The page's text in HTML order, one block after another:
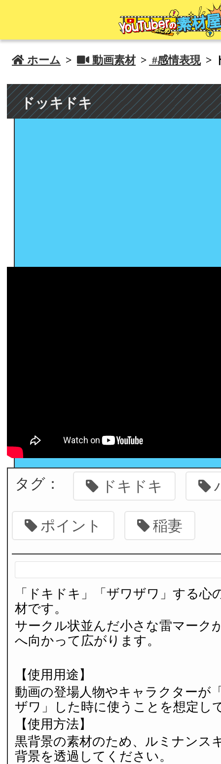
 ホーム >  動画素材 > #感情表現 >
ドッキドキ
タグ： ドキドキ
ポイント 稲妻
「ドキドキ」「ザワザワ」する心
材です。
サークル状並んだ小さな雷マーク
へ向かって広がります。
【使用用途】
動画の登場人物やキャラクターが
ザワ」した時に使うことを想定し
【使用方法】
黒背景の素材のため、ルミナンス
背景を透過してください。